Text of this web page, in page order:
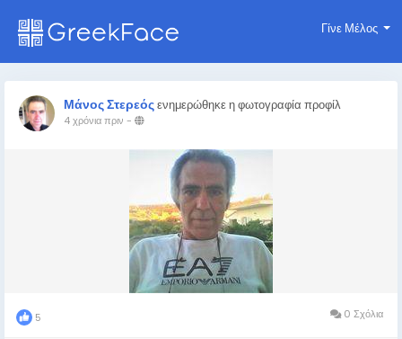
Γίνε Μέλος
Μάνος Στερεόςενημερώθηκε η φωτογραφία προφίλ
4 χρόνια πριν -
5 0 Σχόλια